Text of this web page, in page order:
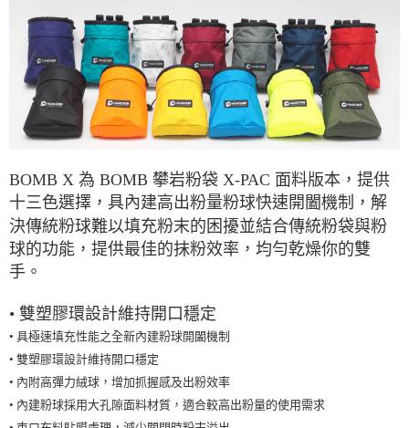
每筆NT$80，滿NT$490(含以上)免運費
離島宅配
每筆NT$80，滿NT$490(含以上)免運費
付款後門市自取
BOMB X 為 BOMB 攀岩粉袋 X-PAC 面料版本，提供
十三色選擇，具內建高出粉量粉球快速開闔機制，解
決傳統粉球難以填充粉末的困擾並結合傳統粉袋與粉
球的功能，提供最佳的抹粉效率，均勻乾燥你的雙
手。
• 雙塑膠環設計維持開口穩定
• 具極速填充性能之全新內建粉球開闔機制
• 雙塑膠環設計維持開口穩定
• 內附高彈力絨球，增加抓握感及出粉效率
• 內建粉球採用大孔隙面料材質，適合較高出粉量的使用需求